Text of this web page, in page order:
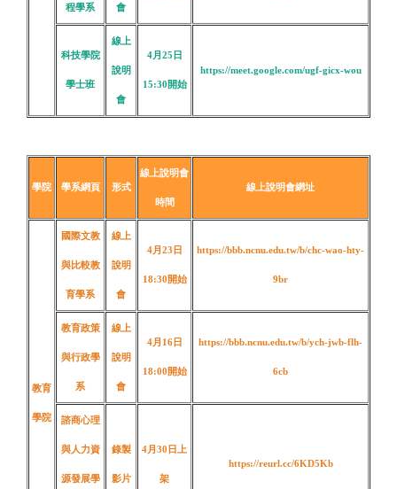
程學系 會
科技學院
學士班
線上
說明
會
4月25日
15:30 開始
https://meet.google.com/ugf-gicx-wou
學院 學系網頁 形式
線上說明會
時間
線上說明會網址
教育
學院
國際文教
與比較教
育學系
線上
說明
會
4月23日
18:30開始
https://bbb.ncnu.edu.tw/b/chc-wao-hty-
9br
教育政策
與行政學
系
線上
說明
會
4月16日
18:00 開始
https://bbb.ncnu.edu.tw/b/ych-jwb-flh-
6cb
諮商心理
與人力資
源發展學
錄製
影片
4月30日上
架
https://reurl.cc/6KD5Kb